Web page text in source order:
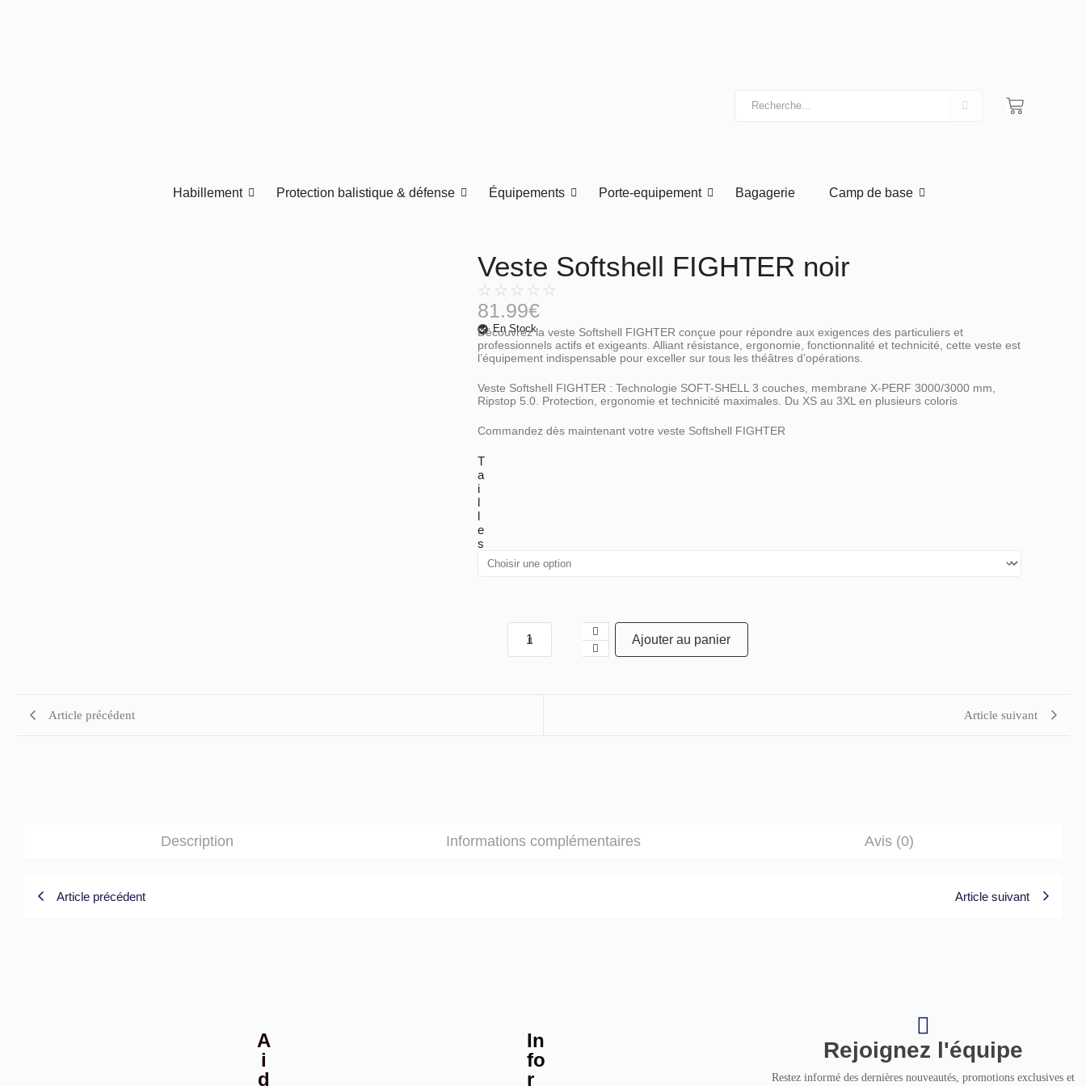
Habillement Protection balistique & défense Équipements Porte-equipement Bagagerie Camp de base
Veste Softshell FIGHTER noir
☆ ☆ ☆ ☆ ☆
81.99€
En Stock
Découvrez la veste Softshell FIGHTER conçue pour répondre aux exigences des particuliers et
professionnels actifs et exigeants. Alliant résistance, ergonomie, fonctionnalité et technicité, cette veste est
l’équipement indispensable pour exceller sur tous les théâtres d’opérations.
Veste Softshell FIGHTER : Technologie SOFT-SHELL 3 couches, membrane X-PERF 3000/3000 mm,
Ripstop 5.0. Protection, ergonomie et technicité maximales. Du XS au 3XL en plusieurs coloris
Commandez dès maintenant votre veste Softshell FIGHTER
T
a
i
l
l
e
s
Ajouter au panier
Article précédent Article suivant
Description Informations complémentaires Avis (0)
Article précédent Article suivant
A
i
d
In
fo
r
Rejoignez l'équipe
Restez informé des dernières nouveautés, promotions exclusives et